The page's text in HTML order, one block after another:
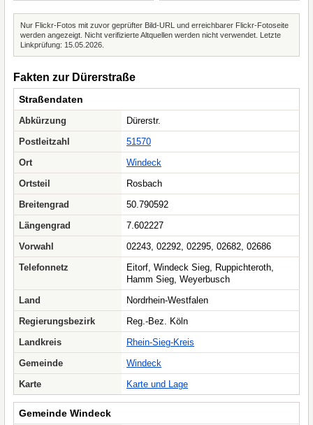
Nur Flickr-Fotos mit zuvor geprüfter Bild-URL und erreichbarer Flickr-Fotoseite
werden angezeigt. Nicht verifizierte Altquellen werden nicht verwendet. Letzte
Linkprüfung: 15.05.2026.
Fakten zur Dürerstraße
Straßendaten
Abkürzung
Dürerstr.
Postleitzahl
51570
Ort
Windeck
Ortsteil
Rosbach
Breitengrad
50.790592
Längengrad
7.602227
Vorwahl
02243, 02292, 02295, 02682, 02686
Telefonnetz
Eitorf, Windeck Sieg, Ruppichteroth,
Hamm Sieg, Weyerbusch
Land
Nordrhein-Westfalen
Regierungsbezirk
Reg.-Bez. Köln
Landkreis
Rhein-Sieg-Kreis
Gemeinde
Windeck
Karte
Karte und Lage
Gemeinde Windeck